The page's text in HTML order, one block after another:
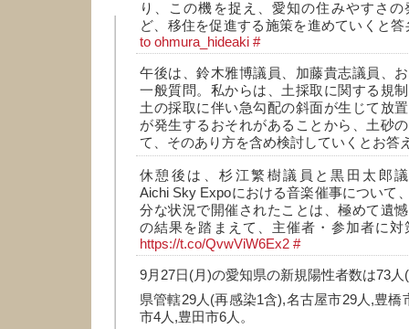
り、この機を捉え、愛知の住みやすさ
ど、移住を促進する施策を進めていくと
to ohmura_hideaki #
午後は、鈴木雅博議員、加藤貴志議員、
一般質問。私からは、土採取に関する規
土の採取に伴い急勾配の斜面が生じて放
が発生するおそれがあることから、土砂
て、そのあり方を含め検討していくとお答
休憩後は、杉江繁樹議員と黒田太郎
Aichi Sky Expoにおける音楽催事について
分な状況で開催されたことは、極めて遺
の結果を踏まえて、主催者・参加者に
https://t.co/QvwViW6Ex2 #
9月27日(月)の愛知県の新規陽性者数は73人
県管轄29人(再感染1含),名古屋市29人,豊橋
市4人,豊田市6人。